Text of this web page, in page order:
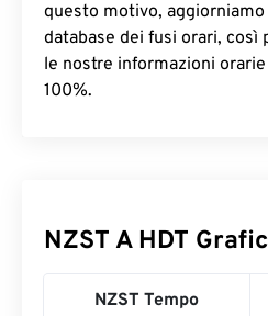
questo motivo,
database dei fusi orari, così
le nostre informazioni
100%.
NZST A HDT
NZST Tempo